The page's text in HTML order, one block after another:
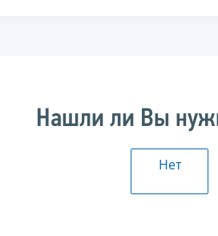
Нашли ли Вы
Нет